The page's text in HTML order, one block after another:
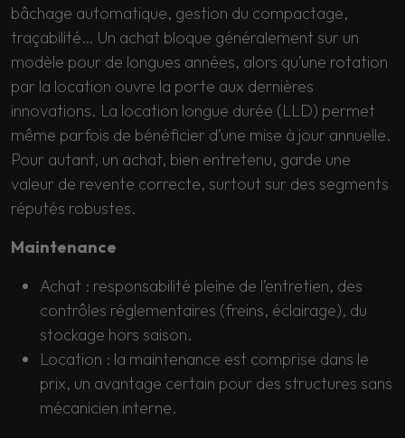
bâchage automatique, gestion du compactage,
traçabilité… Un achat bloque généralement sur un
modèle pour de longues années, alors qu’une rotation
par la location ouvre la porte aux dernières
innovations. La location longue durée (LLD) permet
même parfois de bénéficier d’une mise à jour annuelle.
Pour autant, un achat, bien entretenu, garde une
valeur de revente correcte, surtout sur des segments
réputés robustes.
Maintenance
Achat : responsabilité pleine de l’entretien, des
contrôles réglementaires (freins, éclairage), du
stockage hors saison.
Location : la maintenance est comprise dans le
prix, un avantage certain pour des structures sans
mécanicien interne.